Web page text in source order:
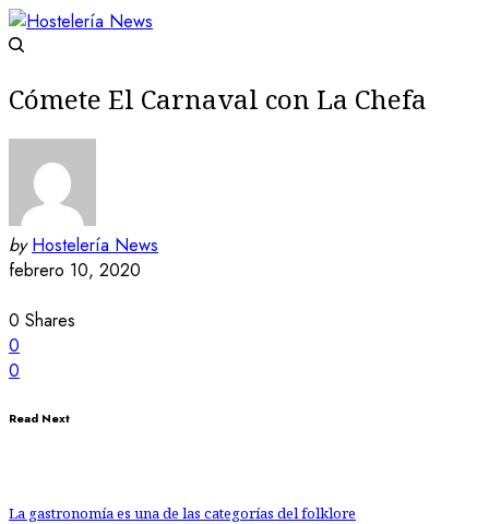
Cómete El Carnaval con La Chefa
by Hostelería News
febrero 10, 2020
0 Shares
0
0
Read Next
La gastronomía es una de las categorías del folklore